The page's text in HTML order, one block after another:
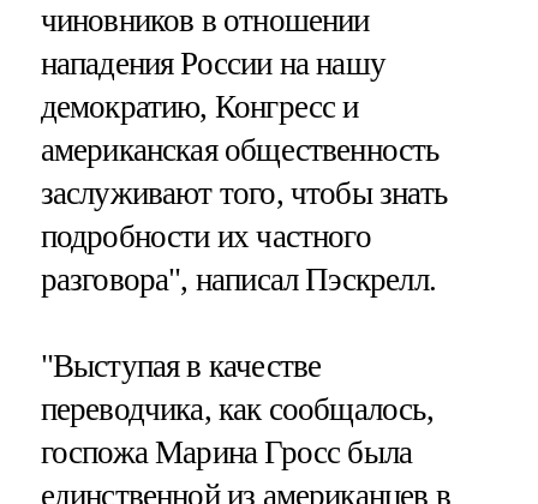
чиновников в отношении
нападения России на нашу
демократию, Конгресс и
американская общественность
заслуживают того, чтобы знать
подробности их частного
разговора", написал Пэскрелл.
"Выступая в качестве
переводчика, как сообщалось,
госпожа Марина Гросс была
единственной из американцев в